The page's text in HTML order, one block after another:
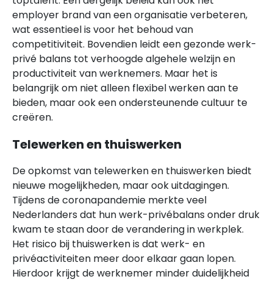
employer brand van een organisatie verbeteren,
wat essentieel is voor het behoud van
competitiviteit. Bovendien leidt een gezonde werk-
privé balans tot verhoogde algehele welzijn en
productiviteit van werknemers. Maar het is
belangrijk om niet alleen flexibel werken aan te
bieden, maar ook een ondersteunende cultuur te
creëren.
Telewerken en thuiswerken
De opkomst van telewerken en thuiswerken biedt
nieuwe mogelijkheden, maar ook uitdagingen.
Tijdens de coronapandemie merkte veel
Nederlanders dat hun werk-privébalans onder druk
kwam te staan door de verandering in werkplek.
Het risico bij thuiswerken is dat werk- en
privéactiviteiten meer door elkaar gaan lopen.
Hierdoor krijgt de werknemer minder duidelijkheid